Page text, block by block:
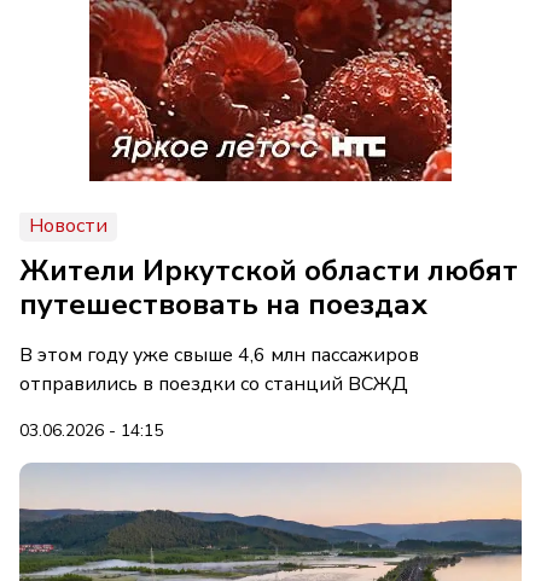
Новости
Жители Иркутской области любят
путешествовать на поездах
В этом году уже свыше 4,6 млн пассажиров
отправились в поездки со станций ВСЖД
03.06.2026 - 14:15